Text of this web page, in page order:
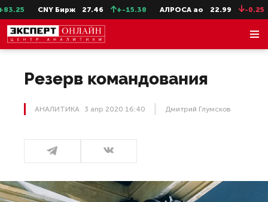
CNY Бирж 27.46 +-15.38 АЛРОСА ао 22.99 -0.25
Резерв командования
АНАЛИТИКА 3 апр 2020 16:40 Дмитрий Глумсков